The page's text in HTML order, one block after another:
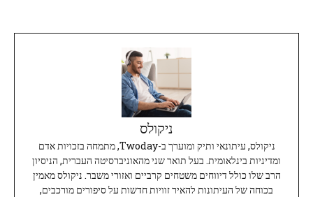
ניקולס
ניקולס, עיתונאי ותיק ומוערך ב-Twoday, מתמחה בזכויות אדם
ומדיניות בינלאומית. בעל תואר שני מהאוניברסיטה העברית, הניסיון
הרב שלו כולל דיווחים משטחים קרביים ואזורי משבר. ניקולס מאמין
בכוחה של העיתונות להאיר זוויות חדשות על סיפורים מורכבים,